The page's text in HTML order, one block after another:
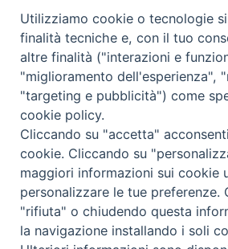
via Amedeo Rossi, 28 -
c.f. 96017380047
Utilizziamo cookie o tecnologie
finalità tecniche e, con il tuo
altre finalità ("interazioni e
"miglioramento dell'esperienza",
"targeting e pubblicità") come
cookie policy.
Cliccando su "accetta"
cookie. Cliccando su
maggiori informazioni sui cookie
personalizzare le tue preferenze.
"rifiuta" o chiudendo questa
la navigazione installando i soli